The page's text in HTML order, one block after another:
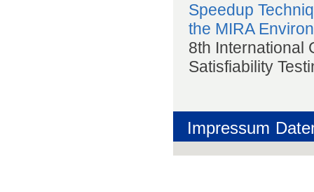
Speedup
the MIRA
8th International
Satisfiability
Impressum